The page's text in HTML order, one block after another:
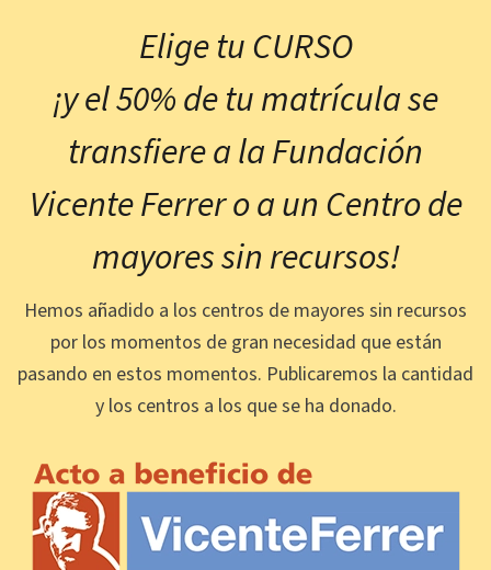
Elige tu CURSO
¡y el 50% de tu matrícula se
transfiere a la Fundación
Vicente Ferrer o a un Centro de
mayores sin recursos!
Hemos añadido a los centros de mayores sin recursos
por los momentos de gran necesidad que están
pasando en estos momentos. Publicaremos la cantidad
y los centros a los que se ha donado.